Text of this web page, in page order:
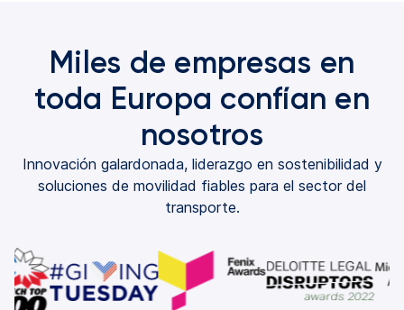
Miles de empresas en
toda Europa confían en
nosotros
Innovación galardonada, liderazgo en sostenibilidad y
soluciones de movilidad fiables para el sector del
transporte.